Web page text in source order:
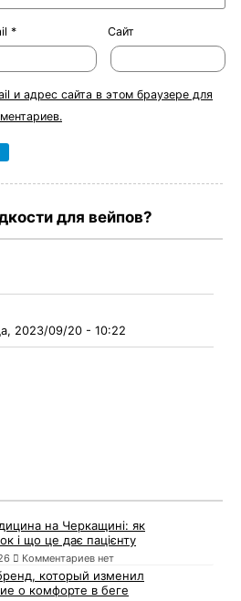
* Сайт
и адрес сайта в этом браузере для
для вейпов?
2023/09/20 - 10:22
на Черкащині: як
і що це дає пацієнту
Комментариев нет
который изменил
о комфорте в беге